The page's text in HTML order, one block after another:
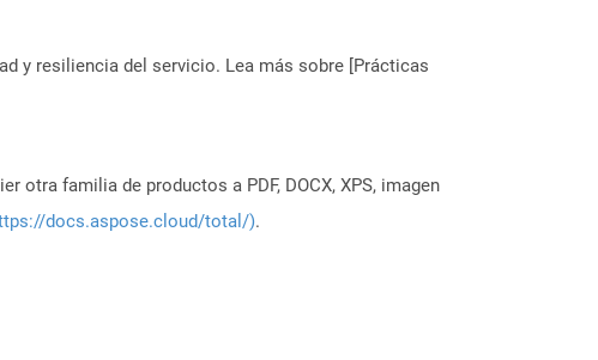
y resiliencia del servicio. Lea más sobre [Prácticas
familia de productos a PDF, DOCX, XPS, imagen
docs.aspose.cloud/total/).